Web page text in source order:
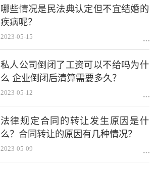
哪些情况是民法典认定但不宜结婚的
疾病呢？
2023-05-15
私人公司倒闭了工资可以不给吗为什
么 企业倒闭后清算需要多久？
2023-05-12
法律规定合同的转让发生原因是什
么？合同转让的原因有几种情况？
2023-05-09